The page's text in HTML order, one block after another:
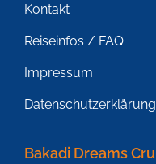
Kontakt
Reiseinfos / FAQ
Impressum
Datenschutzerklärung
Bakadi Dreams